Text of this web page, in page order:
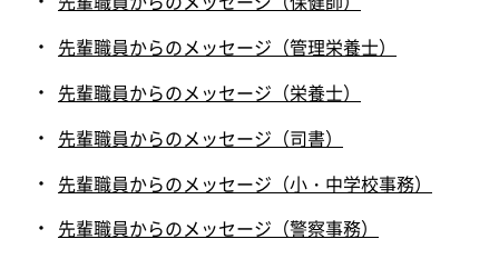
先輩職員からのメッセージ（管理栄養士）
先輩職員からのメッセージ（栄養士）
先輩職員からのメッセージ（司書）
先輩職員からのメッセージ（小・中学校事務）
先輩職員からのメッセージ（警察事務）